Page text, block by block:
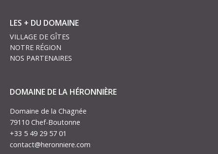
LES + DU DOMAINE
VILLAGE DE GÎTES
NOTRE RÉGION
NOS PARTENAIRES
DOMAINE DE LA HÉRONNIÈRE
Domaine de la Chagnée
79110 Chef-Boutonne
+33 5 49 29 57 01
contact@heronniere.com